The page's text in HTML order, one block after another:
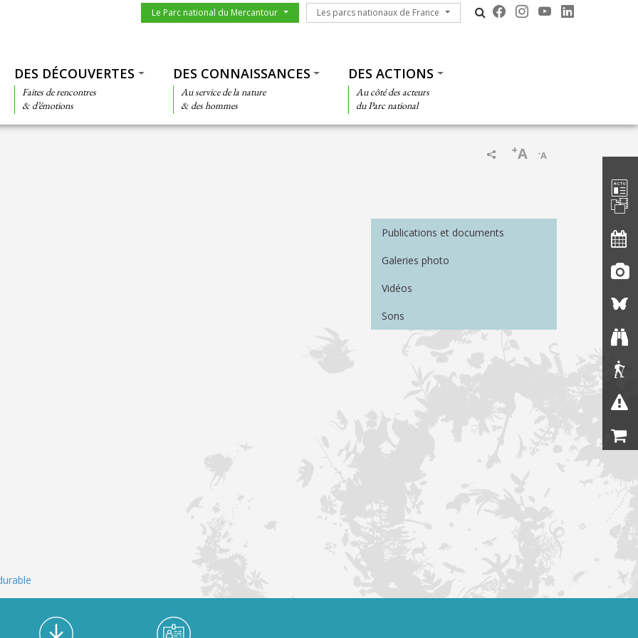
Menu du parc
Le Parc national du Mercantour Les parcs nationaux de France
Les parcs nationaux de France
DES DÉCOUVERTES
Faites de rencontres
& d’émotions
DES CONNAISSANCES
Au service de la nature
& des hommes
DES ACTIONS
Au côté des acteurs
du Parc national
-A
+A
Menu Médiathèque
Publications et documents
Galeries photo
Vidéos
Sons